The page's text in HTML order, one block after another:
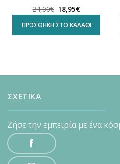
24,00€ Original
price
was:
24,00€.
18,95€Η
τρέχουσα
τιμή
είναι:
18,95€.
ΠΡΟΣΘΉΚΗ ΣΤΟ ΚΑΛΆΘΙ
ΣΧΕΤΙΚΑ
Ζήσε την εμπειρία με ένα